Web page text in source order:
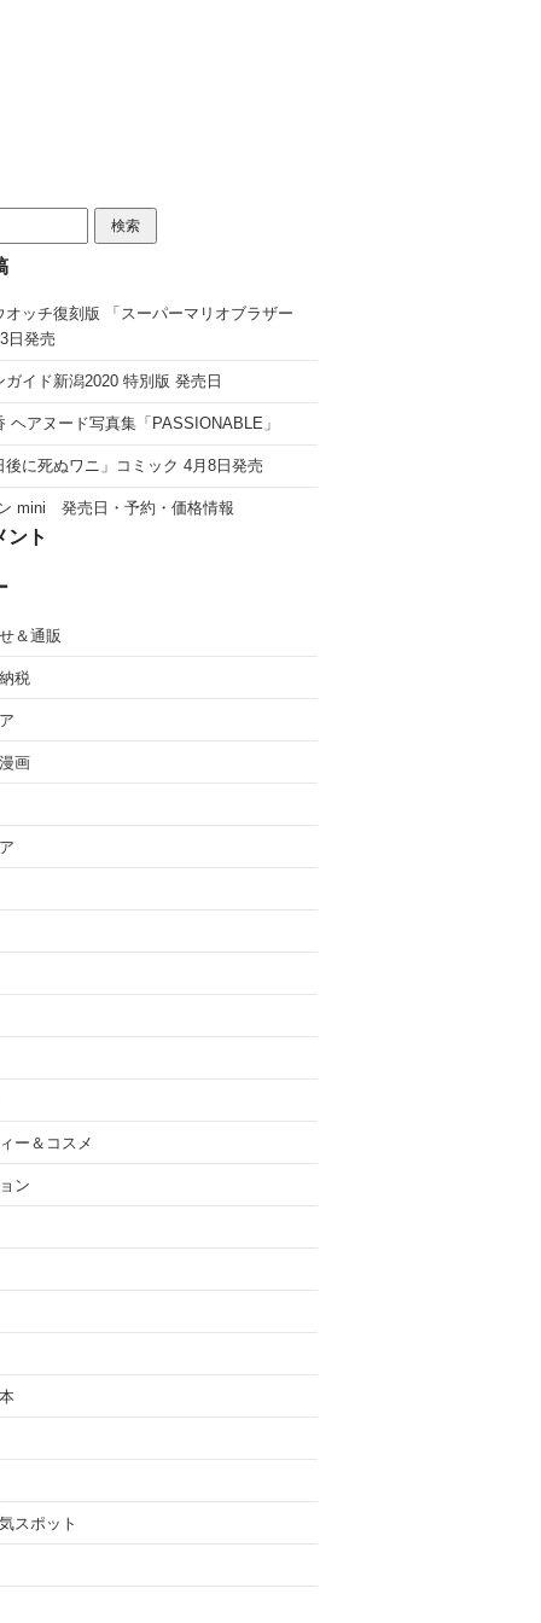
オッチ復刻版 「スーパーマリオブラザー
日発売
ガイド新潟2020 特別版 発売日
ヘアヌード写真集「PASSIONABLE」
後に死ぬワニ」コミック 4月8日発売
mini 発売日・予約・価格情報
ント
＆通販
税
画
ー＆コスメ
ン
スポット